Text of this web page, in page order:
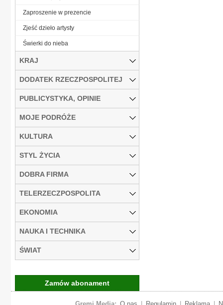
Zaproszenie w prezencie
Zjeść dzieło artysty
Świerki do nieba
KRAJ
DODATEK RZECZPOSPOLITEJ
PUBLICYSTYKA, OPINIE
MOJE PODRÓŻE
KULTURA
STYL ŻYCIA
DOBRA FIRMA
TELERZECZPOSPOLITA
EKONOMIA
NAUKA I TECHNIKA
ŚWIAT
Zamów abonament